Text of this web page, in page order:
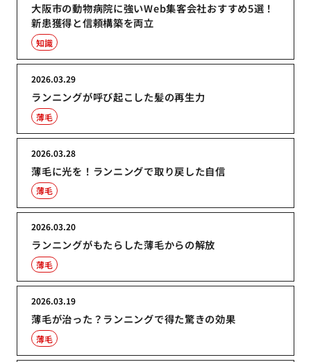
大阪市の動物病院に強いWeb集客会社おすすめ5選！
新患獲得と信頼構築を両立
知識
ランニングが呼び起こした髪の再生力
2026.03.29
薄毛
薄毛に光を！ランニングで取り戻した自信
2026.03.28
薄毛
ランニングがもたらした薄毛からの解放
2026.03.20
薄毛
薄毛が治った？ランニングで得た驚きの効果
2026.03.19
薄毛